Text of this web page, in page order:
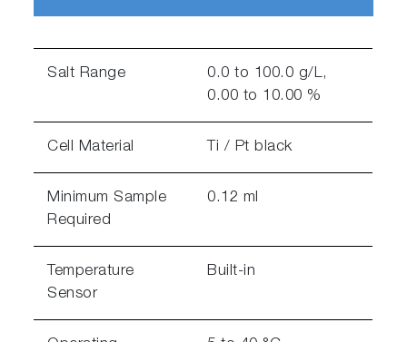
Salt Range
0.0 to 100.0 g/L,
0.00 to 10.00 %
Cell Material Ti / Pt black
Minimum Sample
Required
0.12 ml
Temperature
Sensor
Built-in